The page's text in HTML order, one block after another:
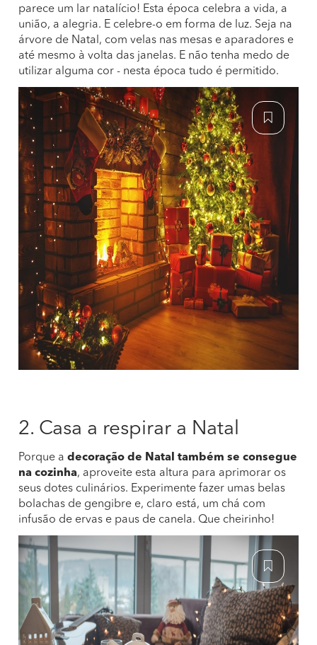
parece um lar natalício! Esta época celebra a vida, a
união, a alegria. E celebre-o em forma de luz. Seja na
árvore de Natal, com velas nas mesas e aparadores e
até mesmo à volta das janelas. E não tenha medo de
utilizar alguma cor - nesta época tudo é permitido.
2. Casa a respirar a Natal
Porque a decoração de Natal também se consegue
na cozinha, aproveite esta altura para aprimorar os
seus dotes culinários. Experimente fazer umas belas
bolachas de gengibre e, claro está, um chá com
infusão de ervas e paus de canela. Que cheirinho!